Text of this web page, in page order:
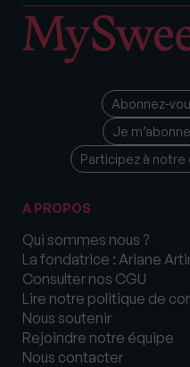
Abonnez-
Je
Participez à
A PROPOS
Qui sommes nous ?
La fondatrice : Ariane
Consulter nos CGU
Lire notre politique de
Nous soutenir
Rejoindre notre équipe
Nous contacter